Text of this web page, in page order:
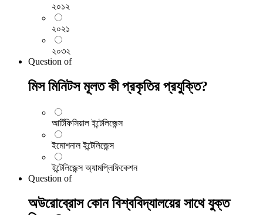
২০১২
২০২১
২০৩২
Question of
মিস মিনিটস মূলত কী প্রকৃতির প্রযুক্তি?
আর্টিফিসিয়াল ইন্টেলিজেন্স
ইমোশনাল ইন্টেলিজেন্স
ইন্টেলিজেন্স অ্যামপ্লিফিকেশন
Question of
অউরোব্রোস কোন বিশ্ববিদ্যালয়ের সাথে যুক্ত